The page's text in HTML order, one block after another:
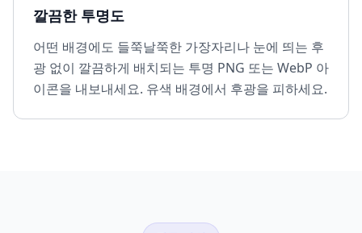
깔끔한 투명도
어떤 배경에도 들쭉날쭉한 가장자리나 눈에 띄는 후
광 없이 깔끔하게 배치되는 투명 PNG 또는 WebP 아
이콘을 내보내세요. 유색 배경에서 후광을 피하세요.